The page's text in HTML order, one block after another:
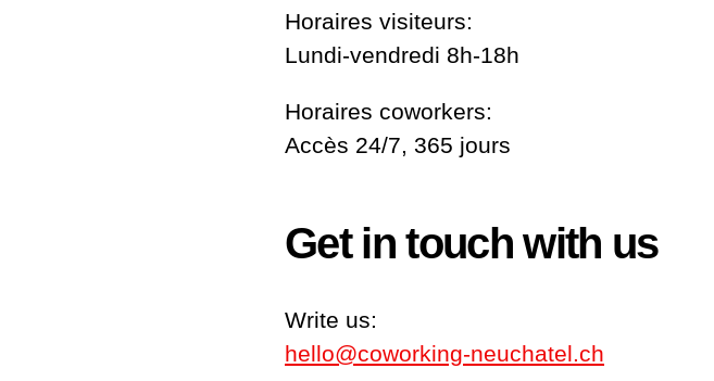
Horaires visiteurs:
Lundi-vendredi 8h-18h
Horaires coworkers:
Accès 24/7, 365 jours
Get in touch with us
Write us:
hello@coworking-neuchatel.ch